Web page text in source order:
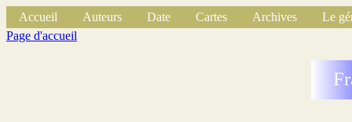
Accueil Auteurs Date Cartes Archives
Le
Page d'accueil